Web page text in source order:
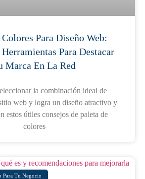
Para Diseño Web:
Para Destacar
Marca En La Red
la combinación ideal de
web y logra un diseño atractivo y
estos útiles consejos de paleta de
colores
Para Tu Negocio